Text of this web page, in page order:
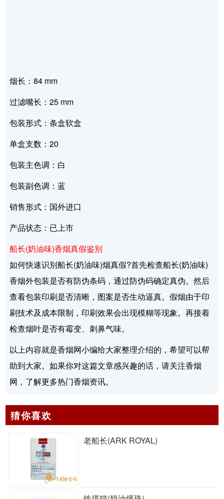
烟长：84 mm
过滤嘴长：25 mm
包装形式：条盒软盒
单盒支数：20
包装主色调：白
包装副色调：蓝
销售形式：国外进口
产品状态：已上市
船长(奶油味)香烟真假鉴别
如何快速识别船长(奶油味)烟真假?首先检查船长(奶油味)
香烟外包装是否有防伪条码，通过防伪码确定真伪。然后
查看包装印刷是否清晰，图案是否生动逼真。假烟由于印
刷技术及成本限制，印刷效果会出现模糊等现象。再接着
检查烟叶是否有霉变、刺鼻气味。
以上内容就是香烟网小编给大家整理介绍的，希望可以帮
助到大家。如果你对这篇文章感兴趣的话，请关注香烟
网，了解更多热门香烟资讯。
猜你喜欢
老船长(ARK ROYAL)